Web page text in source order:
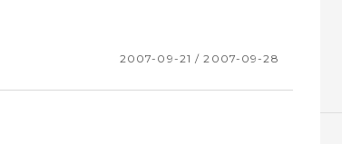
2007-09-21 / 2007-09-28